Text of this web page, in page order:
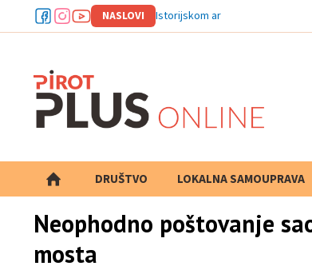
NASLOVI Istorijskom arhivu Pirot odobrena
DRUŠTVO LOKALNA SAMOUPRAVA
PRETRAGA
Neophodno poštovanje
mosta